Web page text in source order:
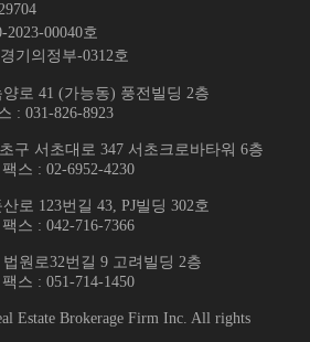
2023-00040호
기의정부-0312호
로 41 (가능동) 풍전빌딩 2층
: 031-826-8923
구 서초대로 347 서초크로바타워 6층
스 : 02-6952-4230
로 123번길 43, PJ빌딩 302호
스 : 042-716-7366
원로32번길 9 고려빌딩 2층
스 : 051-714-1450
Estate Brokerage Firm Inc. All rights